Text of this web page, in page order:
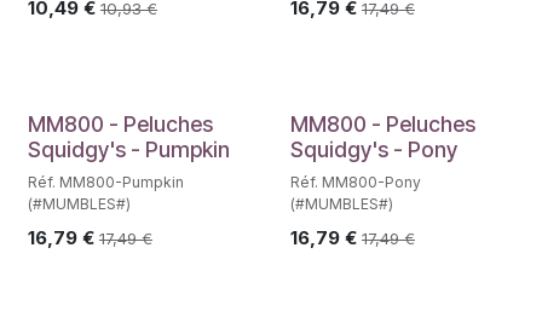
10,49 € 10,93€ 16,79€ 17,49€
MM800 - Peluches
Squidgy's - Pumpkin
Réf. MM800-Pumpkin
(#MUMBLES#)
16,79 € 17,49€
MM800 - Peluches
Squidgy's - Pony
Réf. MM800-Pony
(#MUMBLES#)
16,79€ 17,49€